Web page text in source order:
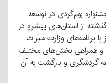
بوم‌گردی در توسعه
از استان‌های پیشرو در
برنامه‌های وزارت میراث
و همراهی بخش‌های مختلف
گردشگری و بازگشت به آن